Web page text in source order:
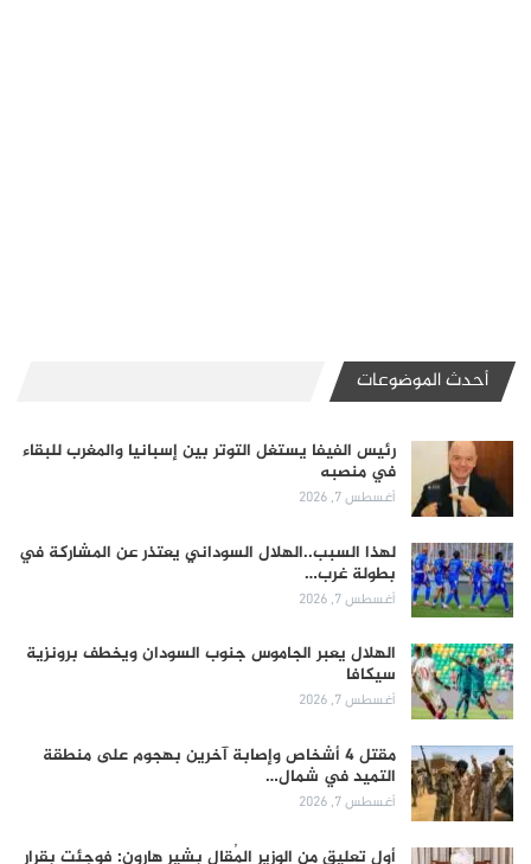
أحدث الموضوعات
رئيس الفيفا يستغل التوتر بين إسبانيا والمغرب للبقاء
في منصبه
أغسطس 7, 2026
لهذا السبب..الهلال السوداني يعتذر عن المشاركة في
بطولة غرب…
أغسطس 7, 2026
الهلال يعبر الجاموس جنوب السودان ويخطف برونزية
سيكافا
أغسطس 7, 2026
مقتل 4 أشخاص وإصابة آخرين بهجوم على منطقة
التميد في شمال…
أغسطس 7, 2026
أول تعليق من الوزير المُقال بشير هارون: فوجئت بقرار